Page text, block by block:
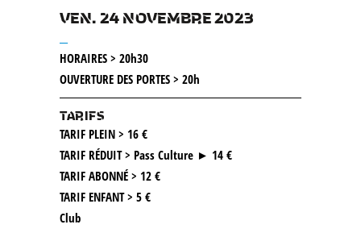
VEN. 24 NOVEMBRE 2023
HORAIRES > 20h30
OUVERTURE DES PORTES > 20h
TARIFS
TARIF PLEIN > 16 €
TARIF RÉDUIT > Pass Culture ► 14 €
TARIF ABONNÉ > 12 €
TARIF ENFANT > 5 €
Club